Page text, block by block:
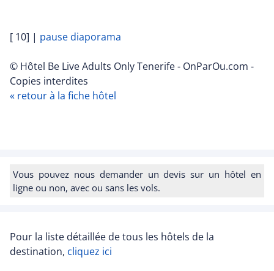
[ 10] | pause diaporama
© Hôtel Be Live Adults Only Tenerife - OnParOu.com -
Copies interdites
« retour à la fiche hôtel
Vous pouvez nous demander un devis sur un hôtel en
ligne ou non, avec ou sans les vols.
Pour la liste détaillée de tous les hôtels de la
destination, cliquez ici